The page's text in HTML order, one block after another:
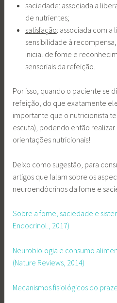
saciedade: associada a
de nutrientes;
satisfação: associada com a
sensibilidade à
inicial de fome e
sensoriais da refeição.
Por isso, quando o paciente se
refeição, do que exatamente
importante que o nutricionista
escuta), podendo então
orientações nutricionais!
Deixo como sugestão, para
artigos que falam sobre os
neuroendócrinos da fome e
Sobre a fome, saciedade e
Endocrinol., 2017)
Neurobiologia e consumo
(Nature Reviews, 2014)
Mecanismos fisiológicos do